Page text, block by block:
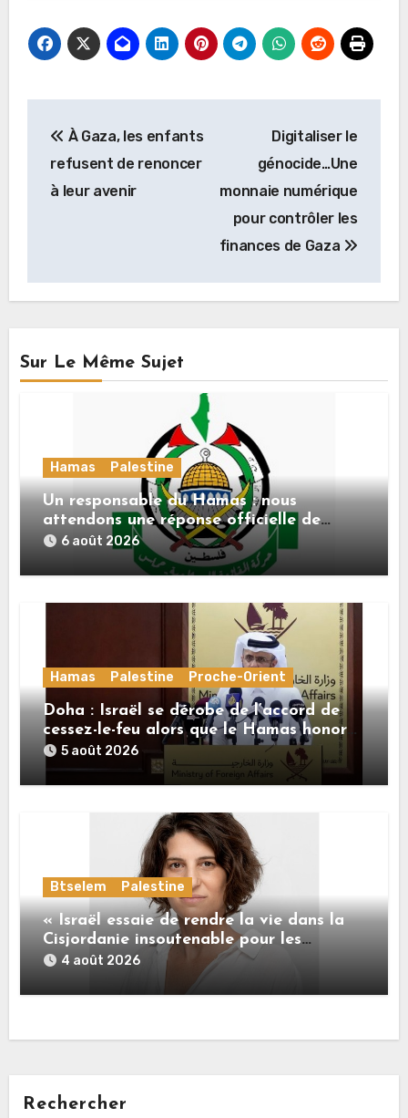
de
l’article
À Gaza, les enfants
refusent de renoncer
à leur avenir
Digitaliser le
génocide…Une
monnaie numérique
pour contrôler les
finances de Gaza
Sur Le Même Sujet
Hamas Palestine
Un responsable du Hamas : nous
attendons une réponse officielle de
Mladenov concernant la feuille de route
de la deuxième phase de l’accord
6 août 2026
Hamas Palestine Proche-Orient
Doha : Israël se dérobe de l’accord de
cessez-le-feu alors que le Hamas honore
ses engagements
5 août 2026
Btselem Palestine
« Israël essaie de rendre la vie dans la
Cisjordanie insoutenable pour les
Palestiniens. »
4 août 2026
Rechercher